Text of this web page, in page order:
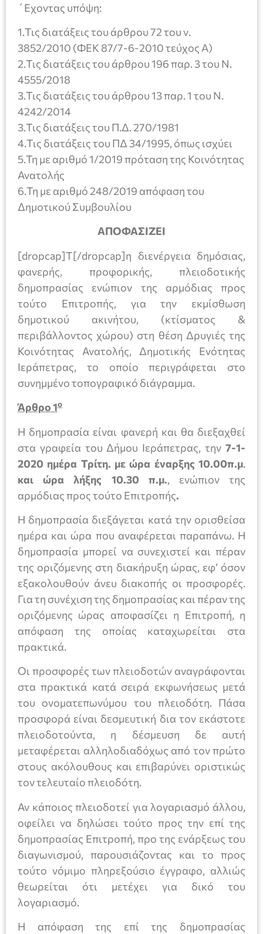
΄Εχοντας υπόψη:
1.Τις διατάξεις του άρθρου 72 του ν.
3852/2010 (ΦΕΚ 87/7-6-2010 τεύχος Α)
2.Τις διατάξεις του άρθρου 196 παρ. 3 του Ν.
4555/2018
3.Τις διατάξεις του άρθρου 13 παρ. 1 του Ν.
4242/2014
3.Τις διατάξεις του Π.Δ. 270/1981
4.Τις διατάξεις του ΠΔ 34/1995, όπως ισχύει
5.Τη με αριθμό 1/2019 πρόταση της Κοινότητας
Ανατολής
6.Τη με αριθμό 248/2019 απόφαση του
Δημοτικού Συμβουλίου
ΑΠΟΦΑΣΙΖΕΙ
[dropcap]Τ[/dropcap]η διενέργεια δημόσιας,
φανερής, προφορικής, πλειοδοτικής
δημοπρασίας ενώπιον της αρμόδιας προς
τούτο Επιτροπής, για την εκμίσθωση
δημοτικού ακινήτου, (κτίσματος &
περιβάλλοντος χώρου) στη θέση Δρυγιές της
Κοινότητας Ανατολής, Δημοτικής Ενότητας
Ιεράπετρας, το οποίο περιγράφεται στο
συνημμένο τοπογραφικό διάγραμμα.
Άρθρο 1ο
Η δημοπρασία είναι φανερή και θα διεξαχθεί
στα γραφεία του Δήμου Ιεράπετρας, την 7-1-
2020 ημέρα Τρίτη. με ώρα έναρξης 10.00π.μ.
και ώρα λήξης 10.30 π.μ., ενώπιον της
αρμόδιας προς τούτο Επιτροπής.
Η δημοπρασία διεξάγεται κατά την ορισθείσα
ημέρα και ώρα που αναφέρεται παραπάνω. Η
δημοπρασία μπορεί να συνεχιστεί και πέραν
της οριζόμενης στη διακήρυξη ώρας, εφ’ όσον
εξακολουθούν άνευ διακοπής οι προσφορές.
Για τη συνέχιση της δημοπρασίας και πέραν της
οριζόμενης ώρας αποφασίζει η Επιτροπή, η
απόφαση της οποίας καταχωρείται στα
πρακτικά.
Οι προσφορές των πλειοδοτών αναγράφονται
στα πρακτικά κατά σειρά εκφωνήσεως μετά
του ονοματεπωνύμου του πλειοδότη. Πάσα
προσφορά είναι δεσμευτική δια τον εκάστοτε
πλειοδοτούντα, η δέσμευση δε αυτή
μεταφέρεται αλληλοδιαδόχως από τον πρώτο
στους ακόλουθους και επιβαρύνει οριστικώς
τον τελευταίο πλειοδότη.
Αν κάποιος πλειοδοτεί για λογαριασμό άλλου,
οφείλει να δηλώσει τούτο προς την επί της
δημοπρασίας Επιτροπή, προ της ενάρξεως του
διαγωνισμού, παρουσιάζοντας και το προς
τούτο νόμιμο πληρεξούσιο έγγραφο, αλλιώς
θεωρείται ότι μετέχει για δικό του
λογαριασμό.
Η απόφαση της επί της δημοπρασίας